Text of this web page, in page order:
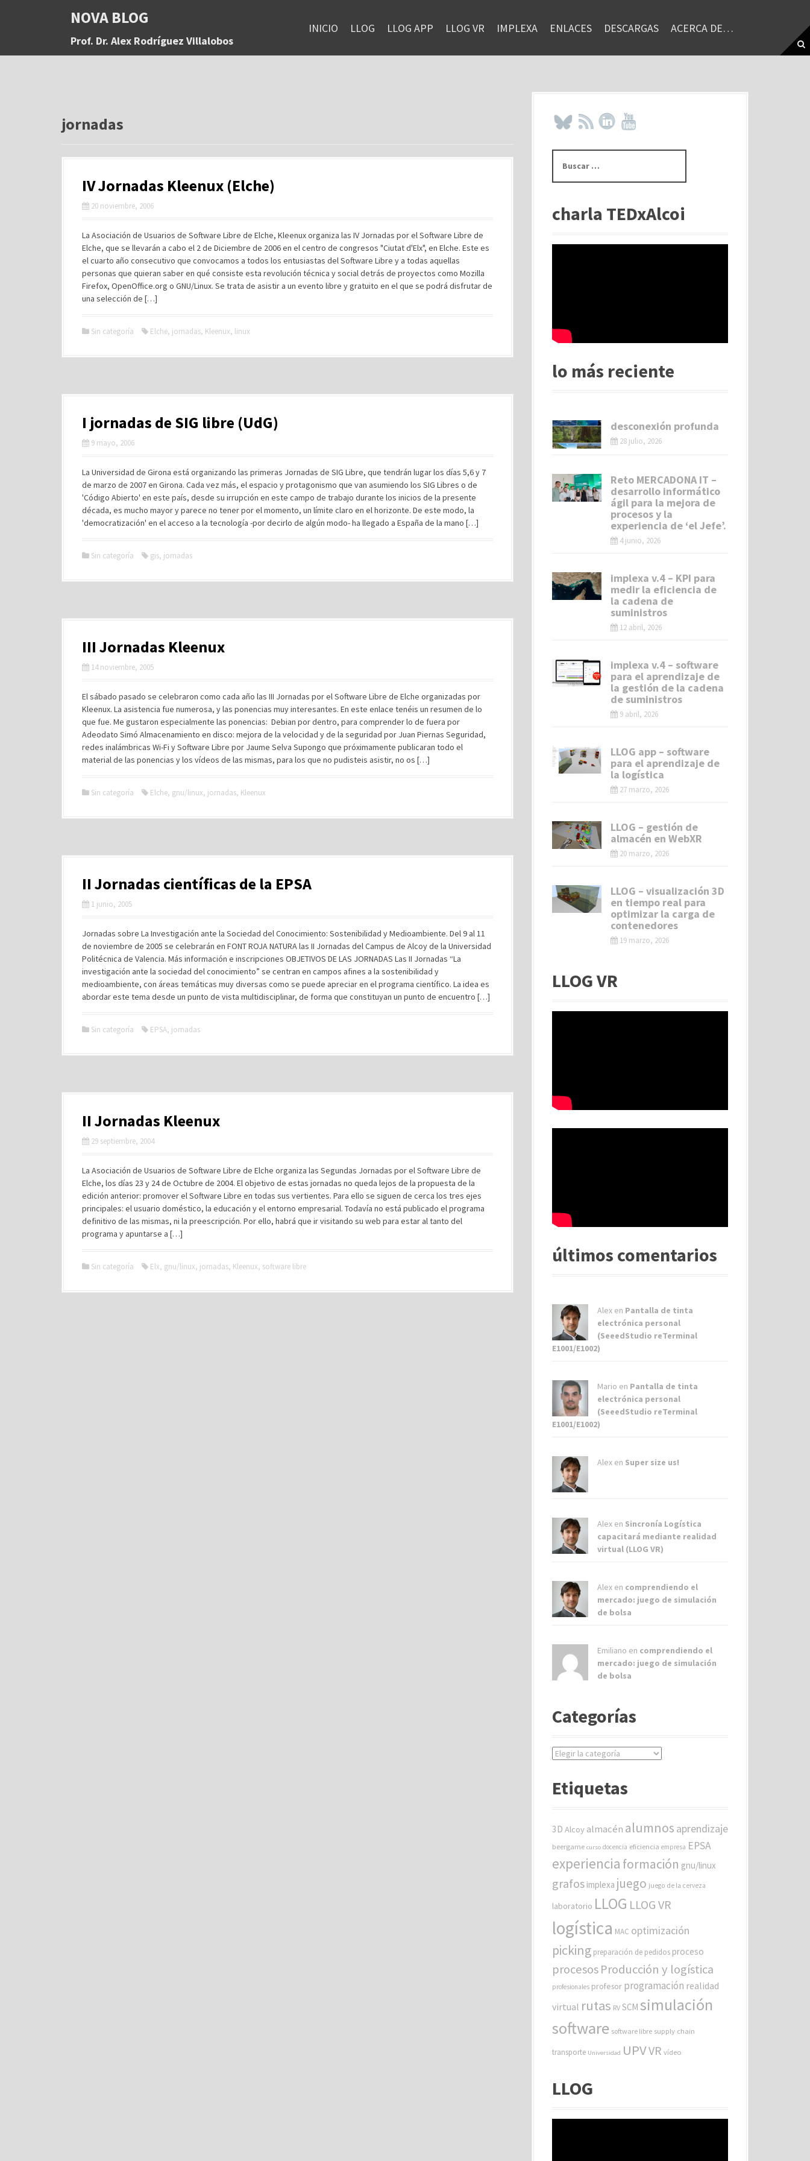
a
NOVA BLOG
Prof. Dr. Alex Rodríguez Villalobos
INICIO LLOG LLOG APP LLOG VR IMPLEXA ENLACES DESCARGAS ACERCA DE…
jornadas
IV Jornadas Kleenux (Elche)
20 noviembre, 2006
La Asociación de Usuarios de Software Libre de Elche, Kleenux organiza las IV Jornadas por el Software Libre de
Elche, que se llevarán a cabo el 2 de Diciembre de 2006 en el centro de congresos "Ciutat d'Elx", en Elche. Este es
el cuarto año consecutivo que convocamos a todos los entusiastas del Software Libre y a todas aquellas
personas que quieran saber en qué consiste esta revolución técnica y social detrás de proyectos como Mozilla
Firefox, OpenOffice.org o GNU/Linux. Se trata de asistir a un evento libre y gratuito en el que se podrá disfrutar de
una selección de […]
Sin categoría Elche, jornadas, Kleenux, linux
I jornadas de SIG libre (UdG)
9 mayo, 2006
La Universidad de Girona está organizando las primeras Jornadas de SIG Libre, que tendrán lugar los días 5,6 y 7
de marzo de 2007 en Girona. Cada vez más, el espacio y protagonismo que van asumiendo los SIG Libres o de
'Código Abierto' en este país, desde su irrupción en este campo de trabajo durante los inicios de la presente
década, es mucho mayor y parece no tener por el momento, un límite claro en el horizonte. De este modo, la
'democratización' en el acceso a la tecnología -por decirlo de algún modo- ha llegado a España de la mano […]
Sin categoría gis, jornadas
III Jornadas Kleenux
14 noviembre, 2005
El sábado pasado se celebraron como cada año las III Jornadas por el Software Libre de Elche organizadas por
Kleenux. La asistencia fue numerosa, y las ponencias muy interesantes. En este enlace tenéis un resumen de lo
que fue. Me gustaron especialmente las ponencias: Debian por dentro, para comprender lo de fuera por
Adeodato Simó Almacenamiento en disco: mejora de la velocidad y de la seguridad por Juan Piernas Seguridad,
redes inalámbricas Wi-Fi y Software Libre por Jaume Selva Supongo que próximamente publicaran todo el
material de las ponencias y los vídeos de las mismas, para los que no pudisteis asistir, no os […]
Sin categoría Elche, gnu/linux, jornadas, Kleenux
II Jornadas científicas de la EPSA
1 junio, 2005
Jornadas sobre La Investigación ante la Sociedad del Conocimiento: Sostenibilidad y Medioambiente. Del 9 al 11
de noviembre de 2005 se celebrarán en FONT ROJA NATURA las II Jornadas del Campus de Alcoy de la Universidad
Politécnica de Valencia. Más información e inscripciones OBJETIVOS DE LAS JORNADAS Las II Jornadas “La
investigación ante la sociedad del conocimiento” se centran en campos afines a la sostenibilidad y
medioambiente, con áreas temáticas muy diversas como se puede apreciar en el programa científico. La idea es
abordar este tema desde un punto de vista multidisciplinar, de forma que constituyan un punto de encuentro […]
Sin categoría EPSA, jornadas
II Jornadas Kleenux
29 septiembre, 2004
La Asociación de Usuarios de Software Libre de Elche organiza las Segundas Jornadas por el Software Libre de
Elche, los días 23 y 24 de Octubre de 2004. El objetivo de estas jornadas no queda lejos de la propuesta de la
edición anterior: promover el Software Libre en todas sus vertientes. Para ello se siguen de cerca los tres ejes
principales: el usuario doméstico, la educación y el entorno empresarial. Todavía no está publicado el programa
definitivo de las mismas, ni la preescripción. Por ello, habrá que ir visitando su web para estar al tanto del
programa y apuntarse a […]
Sin categoría Elx, gnu/linux, jornadas, Kleenux, software libre
s
rcharla TEDxAlcoi
lo más reciente
desconexión profunda
28 julio, 2026
Reto MERCADONA IT –
desarrollo informático
ágil para la mejora de
procesos y la
experiencia de ‘el Jefe’.
4 junio, 2026
implexa v.4 – KPI para
medir la eficiencia de
la cadena de
suministros
12 abril, 2026
implexa v.4 – software
para el aprendizaje de
la gestión de la cadena
de suministros
9 abril, 2026
LLOG app – software
para el aprendizaje de
la logística
27 marzo, 2026
LLOG – gestión de
almacén en WebXR
20 marzo, 2026
LLOG – visualización 3D
en tiempo real para
optimizar la carga de
contenedores
19 marzo, 2026
LLOG VR
últimos comentarios
Alex en Pantalla de tinta
electrónica personal
(SeeedStudio reTerminal
E1001/E1002)
Mario en Pantalla de tinta
electrónica personal
(SeeedStudio reTerminal
E1001/E1002)
Alex en Super size us!
Alex en Sincronía Logística
capacitará mediante realidad
virtual (LLOG VR)
Alex en comprendiendo el
mercado: juego de simulación
de bolsa
Emiliano en comprendiendo el
mercado: juego de simulación
de bolsa
Categorías
C
e
r
s
Etiquetas
3D Alcoy almacén alumnos aprendizaje
beergame curso docencia eficiencia empresa EPSA
experiencia formación gnu/linux
grafos implexa juego juego de la cerveza
laboratorio LLOG LLOG VR
logística MAC optimización
picking preparación de pedidos proceso
procesosProducción y logística
profesionales profesor programación realidad
virtual rutas RV SCM simulación
software software libre supply chain
transporte Universidad UPVVR vídeo
LLOG